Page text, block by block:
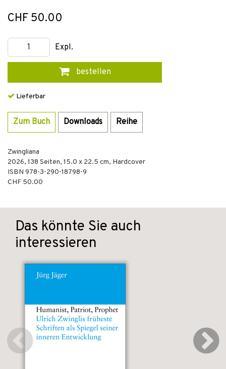
CHF 50.00
Expl.
bestellen
Lieferbar
Zum Buch Downloads Reihe
Zwingliana
2026, 138 Seiten, 15.0 x 22.5 cm, Hardcover
ISBN 978-3-290-18798-9
CHF 50.00
Das könnte Sie auch
interessieren